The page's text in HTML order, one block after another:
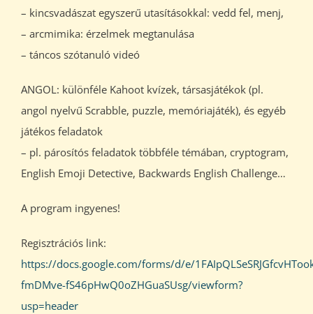
– kincsvadászat egyszerű utasításokkal: vedd fel, menj,
– arcmimika: érzelmek megtanulása
– táncos szótanuló videó
ANGOL: különféle Kahoot kvízek, társasjátékok (pl.
angol nyelvű Scrabble, puzzle, memóriajáték), és egyéb
játékos feladatok
– pl. párosítós feladatok többféle témában, cryptogram,
English Emoji Detective, Backwards English Challenge…
A program ingyenes!
Regisztrációs link:
https://docs.google.com/forms/d/e/
fmDMve-fS46pHwQ0oZHGuaSUsg/viewform?
usp=header